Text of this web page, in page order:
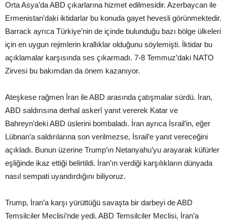
Orta Asya’da ABD çıkarlarına hizmet edilmesidir. Azerbaycan ile
Ermenistan’daki iktidarlar bu konuda gayet hevesli görünmektedir.
Barrack ayrıca Türkiye’nin de içinde bulunduğu bazı bölge ülkeleri
için en uygun rejimlerin krallıklar olduğunu söylemişti. İktidar bu
açıklamalar karşısında ses çıkarmadı. 7-8 Temmuz’daki NATO
Zirvesi bu bakımdan da önem kazanıyor.
Ateşkese rağmen İran ile ABD arasında çatışmalar sürdü. İran,
ABD saldırısına derhal askerî yanıt vererek Katar ve
Bahreyn’deki ABD üslerini bombaladı. İran ayrıca İsrail’in, eğer
Lübnan’a saldırılarına son verilmezse, İsrail’e yanıt vereceğini
açıkladı. Bunun üzerine Trump’ın Netanyahu’yu arayarak küfürler
eşliğinde ikaz ettiği belirtildi. İran’ın verdiği karşılıkların dünyada
nasıl sempati uyandırdığını biliyoruz.
Trump, İran’a karşı yürüttüğü savaşta bir darbeyi de ABD
Temsilciler Meclisi’nde yedi. ABD Temsilciler Meclisi, İran’a